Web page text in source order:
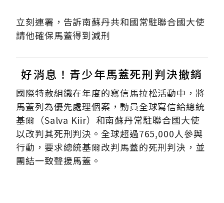
立刻連署，告訴南蘇丹共和國常駐聯合國大使
請他確保馬蓋得到減刑
好消息！青少年馬蓋死刑判決撤銷
國際特赦組織在年度的寫信馬拉松活動中，將
馬蓋列為優先處理個案，動員全球寫信給總統
基爾（Salva Kiir）和南蘇丹常駐聯合國大使
以改判其死刑判決。全球超過765,000人參與
行動，要求總統基爾改判馬蓋的死刑判決，並
團結一致聲援馬蓋。